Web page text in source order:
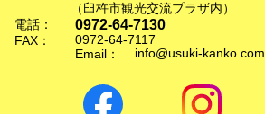
（臼杵市観光交流プラザ内）
電話：
0972-64-7130
FAX：
0972-64-7117
Email：
info@usuki-kanko.com